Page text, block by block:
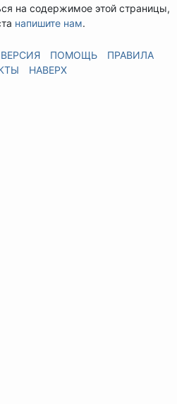
на содержимое этой страницы,
напишите нам.
ПОМОЩЬ
ПРАВИЛА
НАВЕРХ